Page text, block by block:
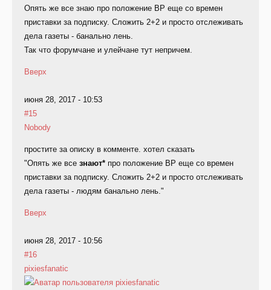
Опять же все знаю про положение ВР еще со времен
приставки за подписку. Сложить 2+2 и просто отслеживать
дела газеты - банально лень.
Так что форумчане и улейчане тут непричем.
Вверх
июня 28, 2017 - 10:53
#15
Nobody
простите за описку в комменте. хотел сказать
"Опять же все знают* про положение ВР еще со времен
приставки за подписку. Сложить 2+2 и просто отслеживать
дела газеты - людям банально лень."
Вверх
июня 28, 2017 - 10:56
#16
pixiesfanatic